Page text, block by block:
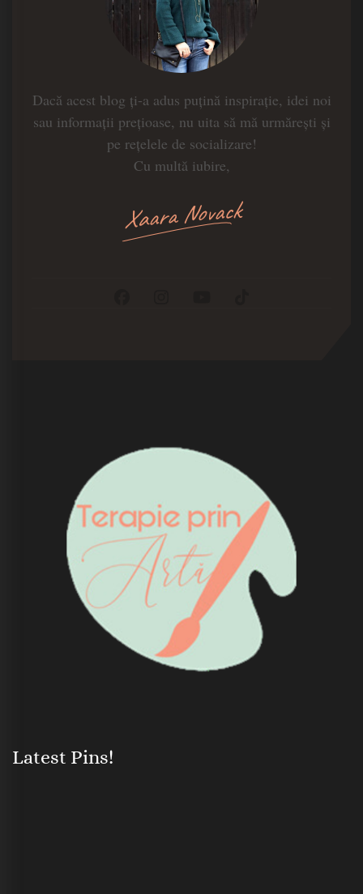
Dacă acest blog ți-a adus puțină inspirație, idei noi
sau informații prețioase, nu uita să mă urmărești și
pe rețelele de socializare!
Cu multă iubire,
Xaara Novack
Latest Pins!